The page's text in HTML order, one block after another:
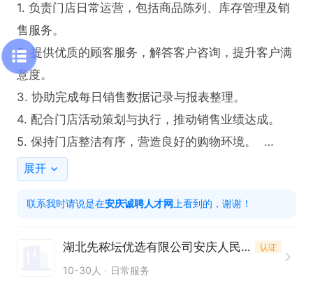
1. 负责门店日常运营，包括商品陈列、库存管理及销
售服务。
2. 提供优质的顾客服务，解答客户咨询，提升客户满
意度。
3. 协助完成每日销售数据记录与报表整理。
4. 配合门店活动策划与执行，推动销售业绩达成。
5. 保持门店整洁有序，营造良好的购物环境。
6. 中午需要轮流值班
任职要求
行业经验者优先。
2. 能熟练使用收银系统。
展开
联系我时请说是在安庆诚聘人才网 上看到的，谢谢！
湖北先秾坛优选有限公司安庆人民路分公司 认证
10-30人 日常服务